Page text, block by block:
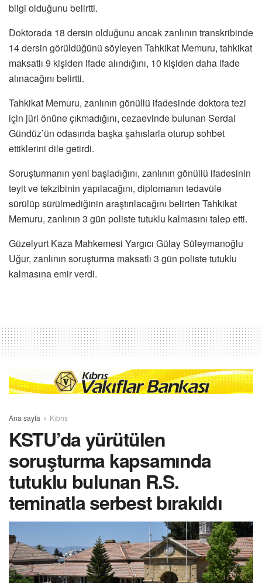
bilgi olduğunu belirtti.
Doktorada 18 dersin olduğunu ancak zanlının transkribinde
14 dersin görüldüğünü söyleyen Tahkikat Memuru, tahkikat
maksatlı 9 kişiden ifade alındığını, 10 kişiden daha ifade
alınacağını belirtti.
Tahkikat Memuru, zanlının gönüllü ifadesinde doktora tezi
için jüri önüne çıkmadığını, cezaevinde bulunan Serdal
Gündüz’ün odasında başka şahıslarla oturup sohbet
ettiklerini dile getirdi.
Soruşturmanın yeni başladığını, zanlının gönüllü ifadesinin
teyit ve tekzibinin yapılacağını, diplomanın tedavüle
sürülüp sürülmediğinin araştırılacağını belirten Tahkikat
Memuru, zanlının 3 gün poliste tutuklu kalmasını talep etti.
Güzelyurt Kaza Mahkemesi Yargıcı Gülay Süleymanoğlu
Uğur, zanlının soruşturma maksatlı 3 gün poliste tutuklu
kalmasına emir verdi.
Ana sayfa Kıbrıs
KSTU’da yürütülen
soruşturma kapsamında
tutuklu bulunan R.S.
teminatla serbest bırakıldı